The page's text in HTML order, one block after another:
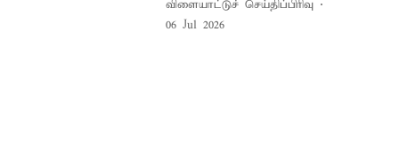
விளையாட்டுச் செய்திப்பிரிவு
06 Jul 2026